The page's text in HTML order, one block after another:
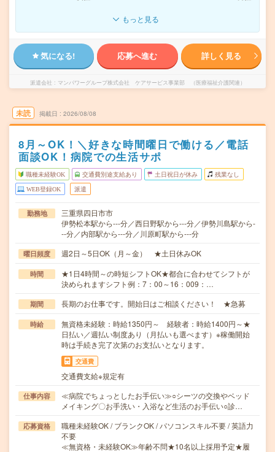
もっと見る
気になる! 応募へ進む 詳しく見る
派遣会社 マンパワーグループ株式会社 ケアサービス事業部 （医療福祉介護関連）
未読 掲載日 2026/08/08
8月～OK！＼好きな時間曜日で働ける／電話
面談OK！病院での生活サポ
職種未経験OK 交通費別途支給あり 土日祝日が休み 残業なし
WEB登録OK 派遣
勤務地
三重県四日市市
伊勢松本駅から---分／西日野駅から---分／伊勢川島駅から-
--分／内部駅から---分／川原町駅から---分
曜日頻度 週2日～5日OK（月～金） ★土日休みOK
時間
★1日4時間～の時短シフトOK★都合に合わせてシフトが
決められますシフト例：7：00～16：009：…
期間 長期のお仕事です。開始日はご相談ください！ ★急募
時給
無資格未経験：時給1350円～ 経験者：時給1400円～★
日払い／週払い制度あり（月払いも選べます）※稼働開始
時は手続き完了次第のお支払いとなります。
交通費
交通費支給※規定有
仕事内容
≪病院でちょっとしたお手伝い≫○シーツの交換やベッド
メイキング〇お手洗い・入浴など生活のお手伝い○診…
応募資格
職種未経験OK / ブランクOK / パソコンスキル不要 / 英語力
不要
≪無資格・未経験OK≫年齢不問★10名以上採用予定★履